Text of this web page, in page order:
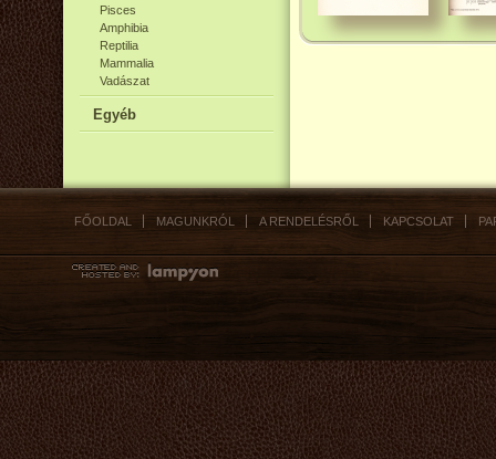
Pisces
Amphibia
Reptilia
Mammalia
Vadászat
Egyéb
FŐOLDAL MAGUNKRÓL A RENDELÉSRŐL KAPCSOLAT